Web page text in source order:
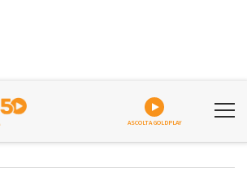
ASCOLTA GOLDPLAY